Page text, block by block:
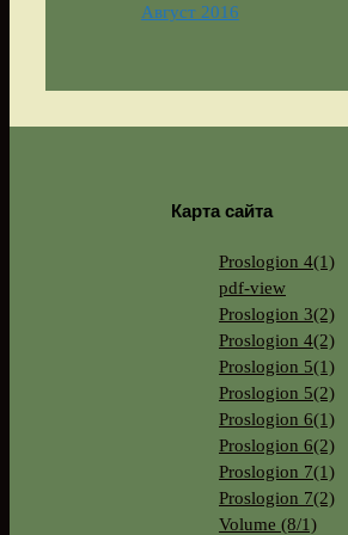
Август 2016
Карта сайта
Proslogion 4(1)
pdf-view
Proslogion 3(2)
Proslogion 4(2)
Proslogion 5(1)
Proslogion 5(2)
Proslogion 6(1)
Proslogion 6(2)
Proslogion 7(1)
Proslogion 7(2)
Volume (8/1)